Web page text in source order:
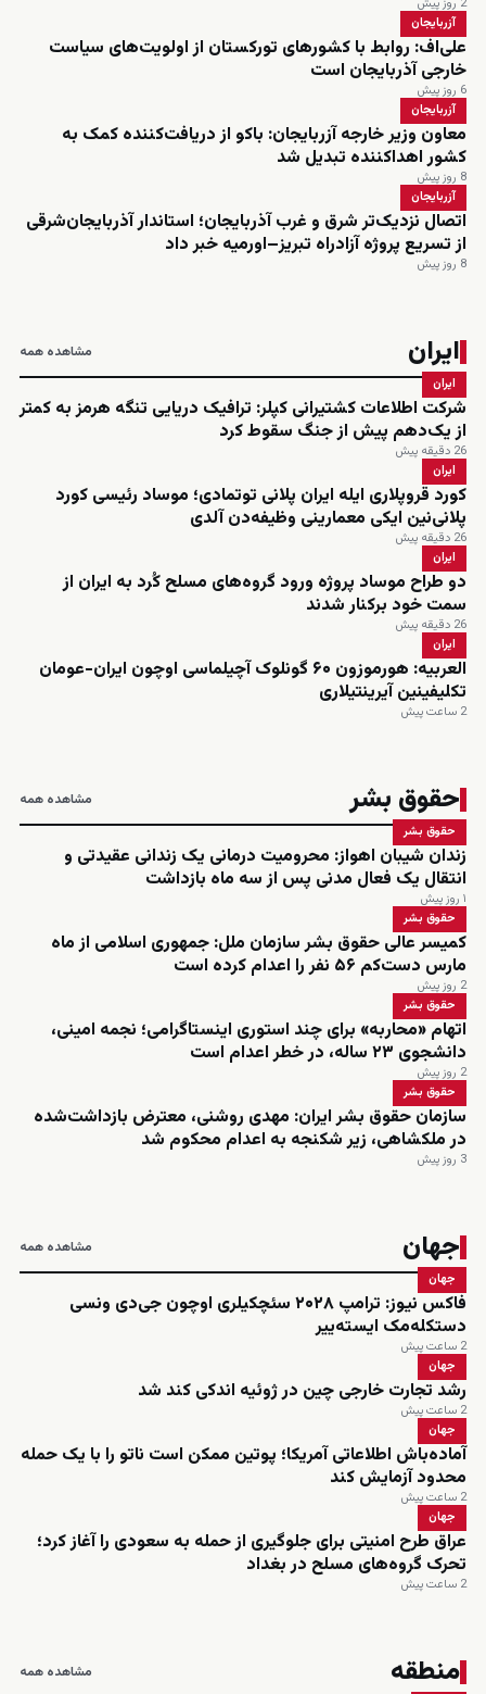
2 روز پیش
آزربایجان
علی‌اف: روابط با کشورهای تورکستان از اولویت‌های سیاست
خارجی آذربایجان است
6 روز پیش
آزربایجان
معاون وزیر خارجه آزربایجان: باکو از دریافت‌کننده کمک به
کشور اهداکننده تبدیل شد
8 روز پیش
آزربایجان
اتصال نزدیک‌تر شرق و غرب آذربایجان؛ استاندار آذربایجان‌شرقی
از تسریع پروژه آزادراه تبریز–اورمیه خبر داد
8 روز پیش
ایران مشاهده همه
ایران
شرکت اطلاعات کشتیرانی کپلر: ترافیک دریایی تنگه هرمز به کمتر
از یک‌دهم پیش از جنگ سقوط کرد
26 دقیقه پیش
ایران
کورد قروپلاری ایله ایران پلانی توتمادی؛ موساد رئیسی کورد
پلانی‌نین ایکی معمارینی وظیفه‌دن آلدی
26 دقیقه پیش
ایران
دو طراح موساد پروژه ورود گروه‌های مسلح کُرد به ایران از
سمت خود برکنار شدند
26 دقیقه پیش
ایران
العربیه: هورموزون ۶۰ گونلوک آچیلماسی اوچون ایران-عومان
تکلیفینین آیرینتیلاری
2 ساعت پیش
حقوق بشر مشاهده همه
حقوق بشر
زندان شیبان اهواز: محرومیت درمانی یک زندانی عقیدتی و
انتقال یک فعال مدنی پس از سه ماه بازداشت
۱ روز پیش
حقوق بشر
کمیسر عالی حقوق بشر سازمان ملل: جمهوری اسلامی از ماه
مارس دست‌کم ۵۶ نفر را اعدام کرده است
2 روز پیش
حقوق بشر
اتهام «محاربه» برای چند استوری اینستاگرامی؛ نجمه امینی،
دانشجوی ۲۳ ساله، در خطر اعدام است
2 روز پیش
حقوق بشر
سازمان حقوق بشر ایران: مهدی روشنی، معترض بازداشت‌شده
در ملکشاهی، زیر شکنجه به اعدام محکوم شد
3 روز پیش
جهان مشاهده همه
جهان
فاکس نیوز: ترامپ ۲۰۲۸ سئچکیلری اوچون جی‌دی ونسی
دستکله‌مک ایسته‌ییر
2 ساعت پیش
جهان
رشد تجارت خارجی چین در ژوئیه اندکی کند شد
2 ساعت پیش
جهان
آماده‌باش اطلاعاتی آمریکا؛ پوتین ممکن است ناتو را با یک حمله
محدود آزمایش کند
2 ساعت پیش
جهان
عراق طرح امنیتی برای جلوگیری از حمله به سعودی را آغاز کرد؛
تحرک گروه‌های مسلح در بغداد
2 ساعت پیش
منطقه مشاهده همه